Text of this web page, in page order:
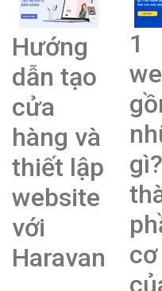
Hướng
dẫn tạo
cửa
hàng và
thiết lập
website
với
Haravan
1